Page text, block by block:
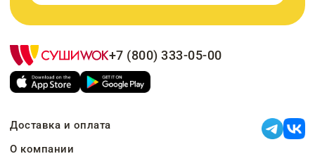
+7 (800) 333-05-00
Доставка и оплата
О компании